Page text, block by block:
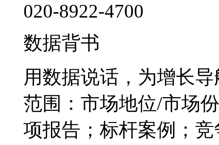
020-8922-4700
数据背书
用数据说话，为增长导
范围：市场地位/市场
项报告；标杆案例；